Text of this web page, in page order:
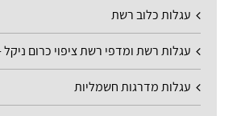
עגלות כלוב רשת
עגלות רשת ומדפי רשת ציפוי כרום ניקל
עגלות מדרגות חשמליות